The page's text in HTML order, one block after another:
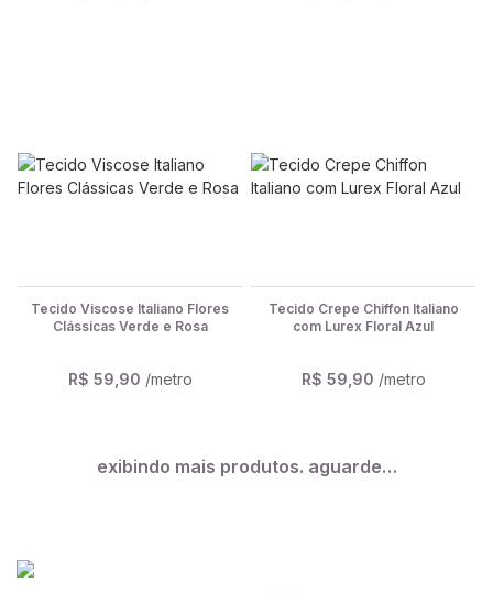
Tecido Viscose Italiano Flores
Clássicas Verde e Rosa
R$ 59,90 /metro
Tecido Crepe Chiffon Italiano
com Lurex Floral Azul
R$ 59,90 /metro
exibindo mais produtos. aguarde…